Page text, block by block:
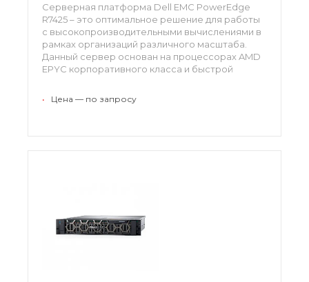
Серверная платформа Dell EMC PowerEdge
R7425 – это оптимальное решение для работы
с высокопроизводительными вычислениями в
рамках организаций различного масштаба.
Данный сервер основан на процессорах AMD
EPYC корпоративного класса и быстрой
укомплектована ПО для интеллектуального
• Цена — по запросу